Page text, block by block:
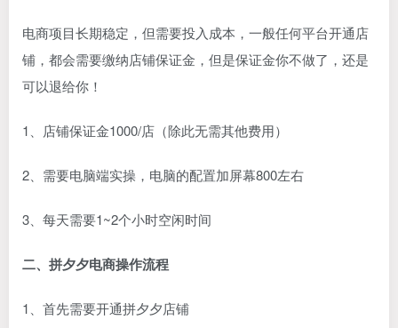
电商项目长期稳定，但需要投入成本，一般任何平台开通店
铺，都会需要缴纳店铺保证金，但是保证金你不做了，还是
可以退给你！
1、店铺保证金1000/店（除此无需其他费用）
2、需要电脑端实操，电脑的配置加屏幕800左右
3、每天需要1~2个小时空闲时间
二、拼夕夕电商操作流程
1、首先需要开通拼夕夕店铺